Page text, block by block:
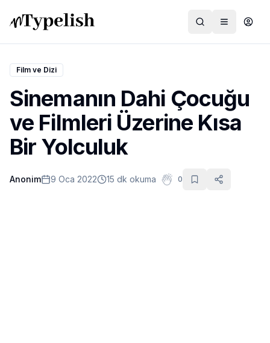
Dünya
Film ve Dizi
Kültür ve Sanat
Sağlık
Film ve Dizi
Sinemanın Dahi Çocuğu
ve Filmleri Üzerine Kısa
Bir Yolculuk
Anonim 9 Oca 2022 15 dk okuma 0